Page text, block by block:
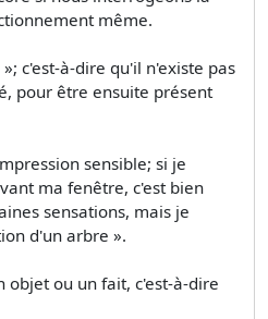
même.
c'est-à-dire qu'il n'existe pas
pour être ensuite présent
sensible; si je
ma fenêtre, c'est bien
sensations, mais je
d'un arbre ».
objet ou un fait, c'est-à-dire